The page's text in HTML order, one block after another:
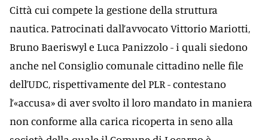
Città cui compete la gestione della struttura
nautica. Patrocinati dall’avvocato Vittorio Mariotti,
Bruno Baeriswyl e Luca Panizzolo - i quali siedono
anche nel Consiglio comunale cittadino nelle file
dell’UDC, rispettivamente del PLR - contestano
l’«accusa» di aver svolto il loro mandato in maniera
non conforme alla carica ricoperta in seno alla